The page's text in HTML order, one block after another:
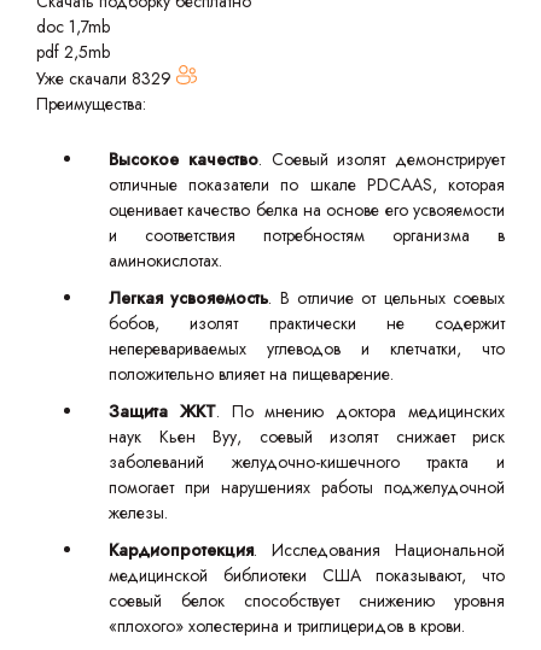
doc 1,7mb
pdf 2,5mb
Уже скачали 8329
Преимущества:
Высокое качество. Соевый изолят демонстрирует
отличные показатели по шкале PDCAAS, которая
оценивает качество белка на основе его усвояемости
и соответствия потребностям организма в
аминокислотах.
Легкая усвояемость. В отличие от цельных соевых
бобов, изолят практически не содержит
неперевариваемых углеводов и клетчатки, что
положительно влияет на пищеварение.
Защита ЖКТ. По мнению доктора медицинских
наук Кьен Вуу, соевый изолят снижает риск
заболеваний желудочно-кишечного тракта и
помогает при нарушениях работы поджелудочной
железы.
Кардиопротекция. Исследования Национальной
медицинской библиотеки США показывают, что
соевый белок способствует снижению уровня
«плохого» холестерина и триглицеридов в крови.